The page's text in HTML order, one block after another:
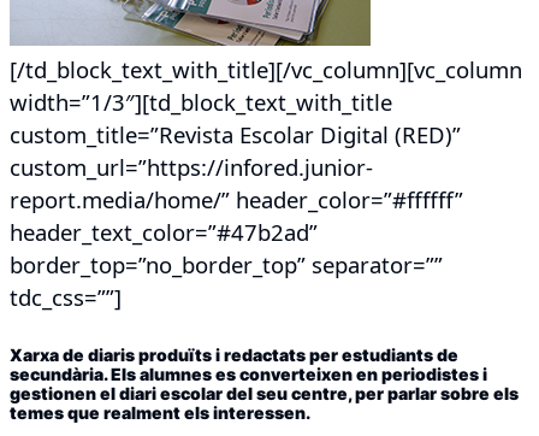
[/td_block_text_with_title][/vc_column][vc_column
width=”1/3″][td_block_text_with_title
custom_title=”Revista Escolar Digital (RED)”
custom_url=”https://infored.junior-
report.media/home/” header_color=”#ffffff”
header_text_color=”#47b2ad”
border_top=”no_border_top” separator=””
tdc_css=””]
Xarxa de diaris produïts i redactats per estudiants de
secundària. Els alumnes es converteixen en periodistes i
gestionen el diari escolar del seu centre, per parlar sobre els
temes que realment els interessen.